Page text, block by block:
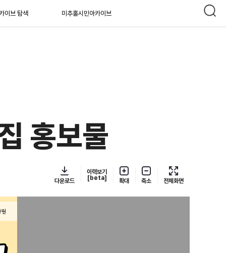
이브 탐색 미추홀시민아카이브
홍보물
다운로드
이력보기
[beta]
확대 축소 전체화면